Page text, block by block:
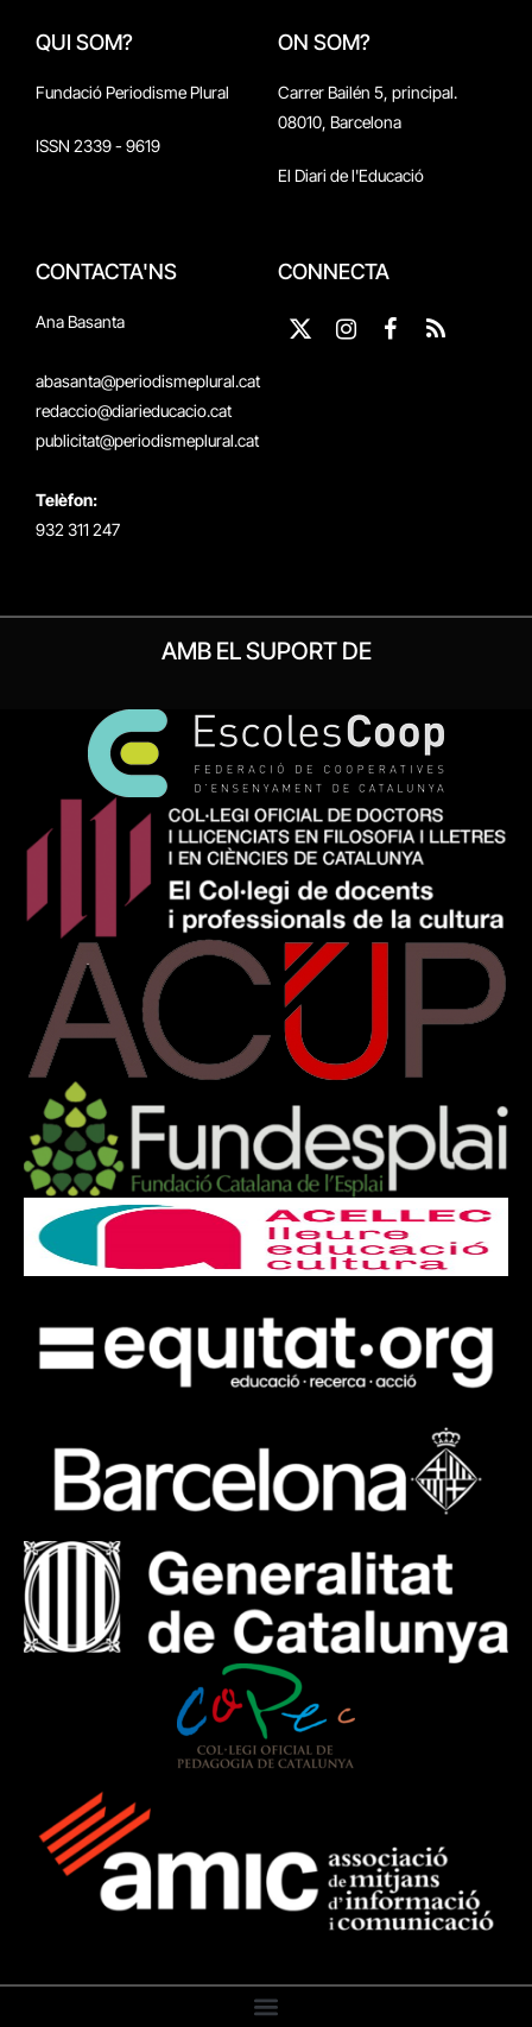
QUI SOM?
Fundació Periodisme Plural
ISSN 2339 - 9619
ON SOM?
Carrer Bailén 5, principal.
08010, Barcelona
El Diari de l'Educació
CONTACTA'NS
Ana Basanta
abasanta@periodismeplural.cat
redaccio@diarieducacio.cat
publicitat@periodismeplural.cat
Telèfon:
932 311 247
CONNECTA
X
Instagram
Facebook
RSS
AMB EL SUPORT DE